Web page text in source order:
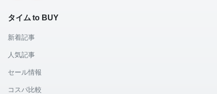
タイム to BUY
新着記事
人気記事
セール情報
コスパ比較